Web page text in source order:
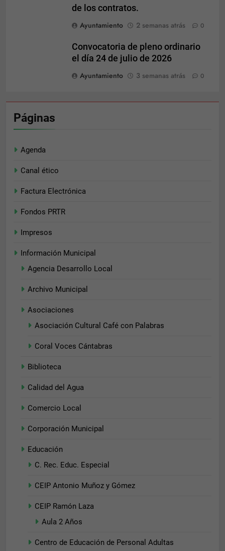
de los contratos.
Ayuntamiento
2 semanas atrás 0
Convocatoria de pleno ordinario
el día 24 de julio de 2026
Ayuntamiento
3 semanas atrás 0
Páginas
Agenda
Canal ético
Factura Electrónica
Fondos PRTR
Impresos
Información Municipal
Agencia Desarrollo Local
Archivo Municipal
Asociaciones
Asociación Cultural Café con Palabras
Coral Voces Cántabras
Biblioteca
Calidad del Agua
Comercio Local
Corporación Municipal
Educación
C. Rec. Educ. Especial
CEIP Antonio Muñoz y Gómez
CEIP Ramón Laza
Aula 2 Años
Centro de Educación de Personal Adultas
posibilidad de
ofertas